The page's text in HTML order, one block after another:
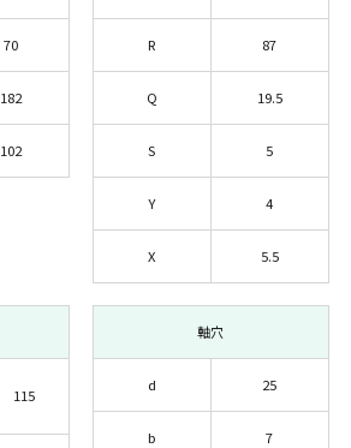
70
182
102
R 87
Q 19.5
S 5
Y 4
X 5.5
115
軸穴
d 25
b 7